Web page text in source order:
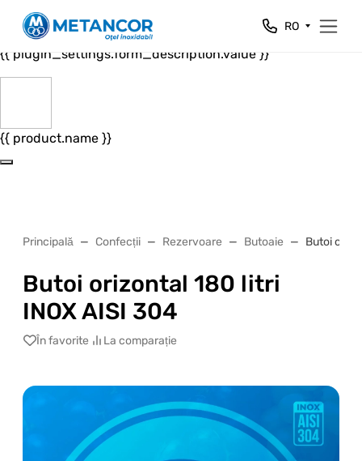
Close
{{ plugin_settings.form_header.value }}
{{ plugin_settings.form_description.value }}
{{ product.name }}
RO
Principală Confecții Rezervoare Butoaie Butoi
Butoi orizontal 180 litri
INOX AISI 304
În favorite La comparație